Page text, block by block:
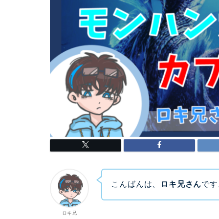
ロキ兄
こんばんは、 ロキ兄さんで